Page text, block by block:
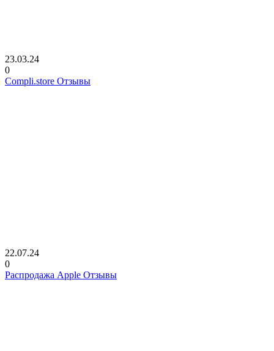
23.03.24
0
Compli.store Отзывы
22.07.24
0
Распродажа Apple Отзывы